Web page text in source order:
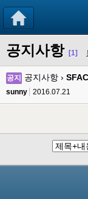
공지사항 [1]
공지 공지사항 ›
sunny 2016.07.21